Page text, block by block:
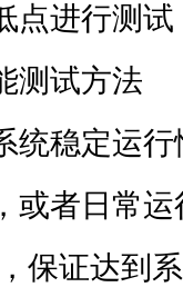
点进行测
测试方法
统稳定运
或者日常
保证达到